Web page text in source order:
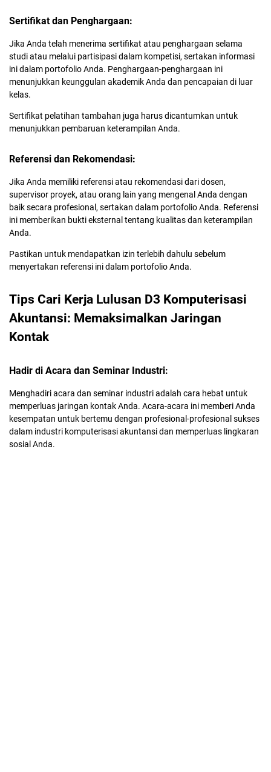
Sertifikat dan Penghargaan:
Jika Anda telah menerima sertifikat atau penghargaan selama
studi atau melalui partisipasi dalam kompetisi, sertakan informasi
ini dalam portofolio Anda. Penghargaan-penghargaan ini
menunjukkan keunggulan akademik Anda dan pencapaian di luar
kelas.
Sertifikat pelatihan tambahan juga harus dicantumkan untuk
menunjukkan pembaruan keterampilan Anda.
Referensi dan Rekomendasi:
Jika Anda memiliki referensi atau rekomendasi dari dosen,
supervisor proyek, atau orang lain yang mengenal Anda dengan
baik secara profesional, sertakan dalam portofolio Anda. Referensi
ini memberikan bukti eksternal tentang kualitas dan keterampilan
Anda.
Pastikan untuk mendapatkan izin terlebih dahulu sebelum
menyertakan referensi ini dalam portofolio Anda.
Tips Cari Kerja Lulusan D3 Komputerisasi
Akuntansi: Memaksimalkan Jaringan
Kontak
Hadir di Acara dan Seminar Industri:
Menghadiri acara dan seminar industri adalah cara hebat untuk
memperluas jaringan kontak Anda. Acara-acara ini memberi Anda
kesempatan untuk bertemu dengan profesional-profesional sukses
dalam industri komputerisasi akuntansi dan memperluas lingkaran
sosial Anda.